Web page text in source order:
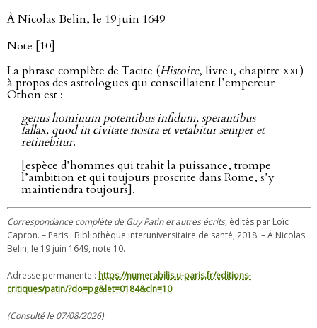
À Nicolas Belin, le 19 juin 1649
Note [10]
La phrase complète de Tacite (Histoire, livre i, chapitre xxii)
à propos des astrologues qui conseillaient l’empereur
Othon est :
genus hominum potentibus infidum, sperantibus
fallax, quod in civitate nostra et vetabitur semper et
retinebitur.
[espèce d’hommes qui trahit la puissance, trompe
l’ambition et qui toujours proscrite dans Rome, s’y
maintiendra toujours].
Correspondance complète de Guy Patin et autres écrits, édités par Loïc
Capron. – Paris : Bibliothèque interuniversitaire de santé, 2018. – À Nicolas
Belin, le 19 juin 1649, note 10.
Adresse permanente : https://numerabilis.u-paris.fr/editions-
critiques/patin/?do=pg&let=0184&cln=10
(Consulté le 07/08/2026)